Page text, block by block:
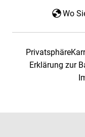
Wo
Privatsphäre
Erklärung zur